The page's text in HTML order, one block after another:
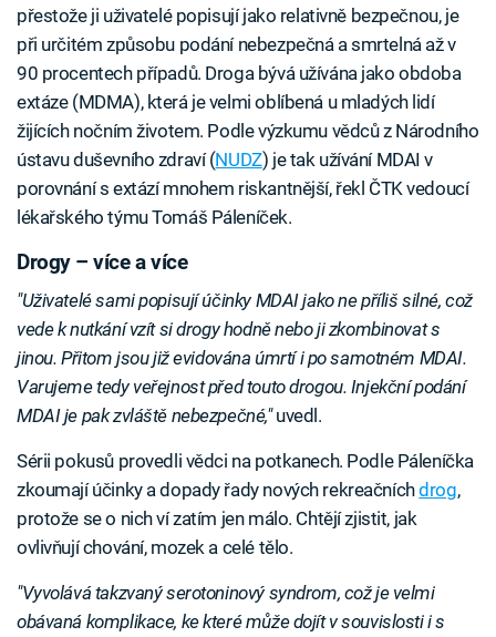
přestože ji uživatelé popisují jako relativně bezpečnou, je
při určitém způsobu podání nebezpečná a smrtelná až v
90 procentech případů. Droga bývá užívána jako obdoba
extáze (MDMA), která je velmi oblíbená u mladých lidí
žijících nočním životem. Podle výzkumu vědců z Národního
ústavu duševního zdraví (NUDZ) je tak užívání MDAI v
porovnání s extází mnohem riskantnější, řekl ČTK vedoucí
lékařského týmu Tomáš Páleníček.
Drogy – více a více
"Uživatelé sami popisují účinky MDAI jako ne příliš silné, což
vede k nutkání vzít si drogy hodně nebo ji zkombinovat s
jinou. Přitom jsou již evidována úmrtí i po samotném MDAI.
Varujeme tedy veřejnost před touto drogou. Injekční podání
MDAI je pak zvláště nebezpečné,"uvedl.
Sérii pokusů provedli vědci na potkanech. Podle Páleníčka
zkoumají účinky a dopady řady nových rekreačníchdrog,
protože se o nich ví zatím jen málo. Chtějí zjistit, jak
ovlivňují chování, mozek a celé tělo.
"Vyvolává takzvaný serotoninový syndrom, což je velmi
obávaná komplikace, ke které může dojít v souvislosti i s